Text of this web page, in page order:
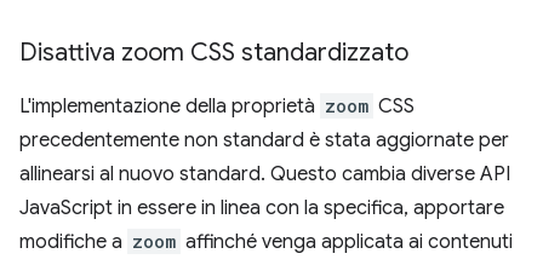
Disattiva zoom CSS standardizzato
L'implementazione della proprietà zoom CSS
precedentemente non standard è stata aggiornate per
allinearsi al nuovo standard. Questo cambia diverse API
JavaScript in essere in linea con la specifica, apportare
modifiche a zoom affinché venga applicata ai contenuti